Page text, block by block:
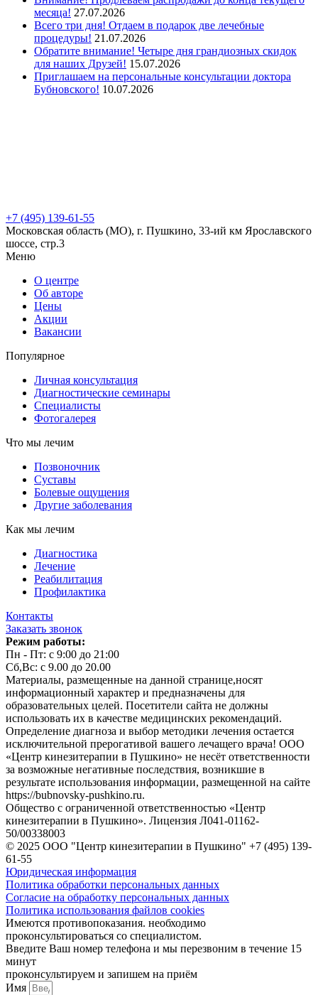
месяца! 27.07.2026
Всего три дня! Отдаем в подарок две лечебные
процедуры! 21.07.2026
Обратите внимание! Четыре дня грандиозных скидок
для наших Друзей! 15.07.2026
Приглашаем на персональные консультации доктора
Бубновского! 10.07.2026
+7 (495) 139-61-55
Московская область (МО), г. Пушкино, 33-ий км Ярославского
шоссе, стр.3
Меню
О центре
Об авторе
Цены
Акции
Вакансии
Популярное
Личная консультация
Диагностические семинары
Специалисты
Фотогалерея
Что мы лечим
Позвоночник
Суставы
Болевые ощущения
Другие заболевания
Как мы лечим
Диагностика
Лечение
Реабилитация
Профилактика
Контакты
Заказать звонок
Режим работы:
Пн - Пт: с 9:00 до 21:00
Сб,Вс: с 9.00 до 20.00
Материалы, размещенные на данной странице,носят
информационный характер и предназначены для
образовательных целей. Посетители сайта не должны
использовать их в качестве медицинских рекомендаций.
Определение диагноза и выбор методики лечения остается
исключительной прерогативой вашего лечащего врача! ООО
«Центр кинезитерапии в Пушкино» не несёт ответственности
за возможные негативные последствия, возникшие в
результате использования информации, размещенной на сайте
https://bubnovsky-pushkino.ru.
Общество с ограниченной ответственностью «Центр
кинезитерапии в Пушкино». Лицензия Л041-01162-
50/00338003
© 2025 ООО "Центр кинезитерапии в Пушкино" +7 (495) 139-
61-55
Юридическая информация
Политика обработки персональных данных
Согласие на обработку персональных данных
Политика использования файлов cookies
Имеются противопоказания. необходимо
проконсультироваться со специалистом.
Введите Ваш номер телефона и мы перезвоним в течение 15
минут
проконсультируем и запишем на приём
Имя